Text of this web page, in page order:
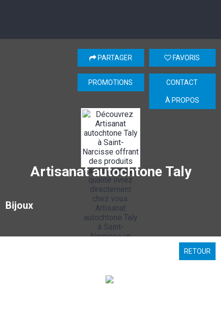
Artisanat autochtone Taly
Bijoux
FAVORIS
PARTAGER
CONTACT
PROMOTIONS
À PROPOS
RETOUR